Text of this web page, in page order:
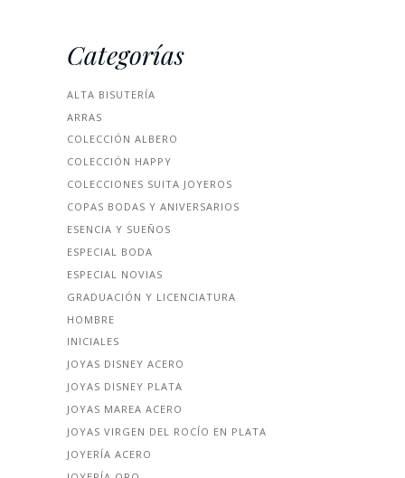
Categorías
ALTA BISUTERÍA
ARRAS
COLECCIÓN ALBERO
COLECCIÓN HAPPY
COLECCIONES SUITA JOYEROS
COPAS BODAS Y ANIVERSARIOS
ESENCIA Y SUEÑOS
ESPECIAL BODA
ESPECIAL NOVIAS
GRADUACIÓN Y LICENCIATURA
HOMBRE
INICIALES
JOYAS DISNEY ACERO
JOYAS DISNEY PLATA
JOYAS MAREA ACERO
JOYAS VIRGEN DEL ROCÍO EN PLATA
JOYERÍA ACERO